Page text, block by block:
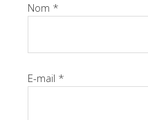
Nom *
E-mail *